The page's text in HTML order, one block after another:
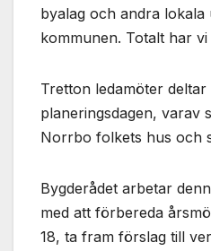
byalag och andra
kommunen. Totalt har
Tretton ledamöter
planeringsdagen, varav
Norrbo folkets hus och
Bygderådet arbetar
med att förbereda
18, ta fram förslag till